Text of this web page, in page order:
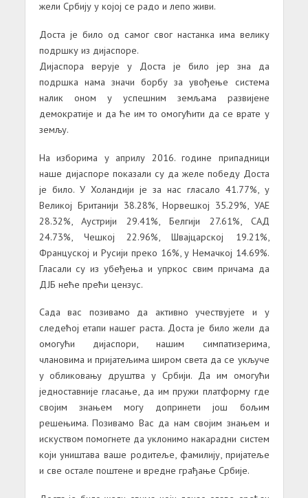
жели Србију у којој се радо и лепо живи.
Доста је било од самог свог настанка има велику
подршку из дијаспоре.
Дијаспора верује у Доста је било јер зна да
подршка нама значи борбу за увођење система
налик оном у успешним земљама развијене
демократије и да ће им то омогућити да се врате у
земљу.
На изборима у априлу 2016. године припадници
наше дијаспоре показали су да желе победу Доста
је било. У Холандији је за нас гласало 41.77%, у
Великој Британији 38.28%, Норвешкој 35.29%, УАЕ
28.32%, Аустрији 29.41%, Белгији 27.61%, САД
24.73%, Чешкој 22.96%, Швајцарској 19.21%,
Француској и Русији преко 16%, у Немачкој 14.69%.
Гласали су из убеђења и упркос свим причама да
ДЈБ неће прећи цензус.
Сада вас позивамо да активно учествујете и у
следећој етапи нашег раста. Доста је било жели да
омогући дијаспори, нашим симпатизерима,
члановима и пријатељима широм света да се укључе
у обликовању друштва у Србији. Да им омогући
једноставније гласање, да им пружи платформу где
својим знањем могу допринети још бољим
решењима. Позивамо Вас да нам својим знањем и
искуством помогнете да уклонимо накарадни систем
који уништава ваше родитеље, фамилију, пријатеље
и све остале поштене и вредне грађање Србије.